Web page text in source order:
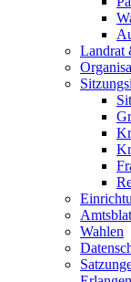
Landrat
Wahlen